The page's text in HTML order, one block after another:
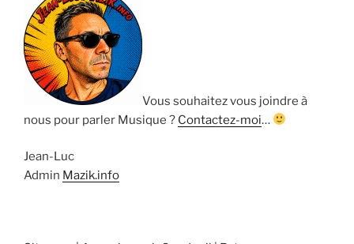
Vous souhaitez vous joindre à
nous pour parler Musique ? Contactez-moi…
Jean-Luc
Admin Mazik.info